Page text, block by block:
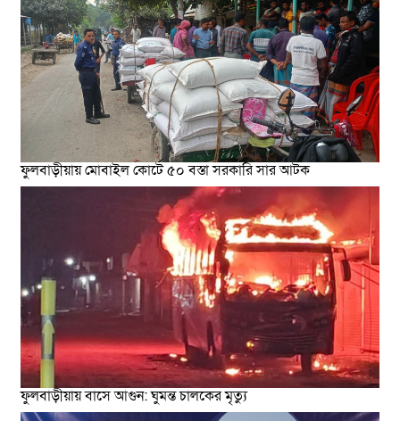
ফুলবাড়ীয়ায় মোবাইল কোর্টে ৫০ বস্তা সরকারি সার আটক
ফুলবাড়ীয়ায় বাসে আগুন: ঘুমন্ত চালকের মৃত্যু